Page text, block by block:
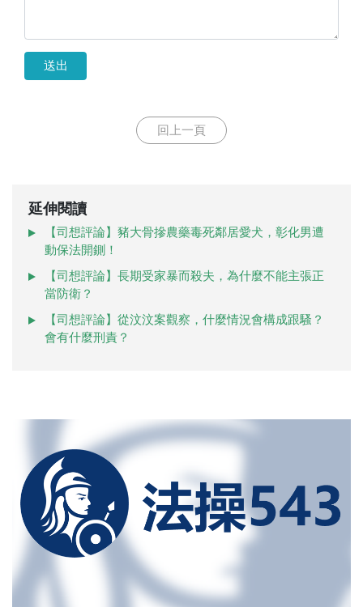
送出
回上一頁
延伸閱讀
【司想評論】豬大骨摻農藥毒死鄰居愛犬，彰化男遭
動保法開鍘！
【司想評論】長期受家暴而殺夫，為什麼不能主張正
當防衛？
【司想評論】從汶汶案觀察，什麼情況會構成跟騷？
會有什麼刑責？